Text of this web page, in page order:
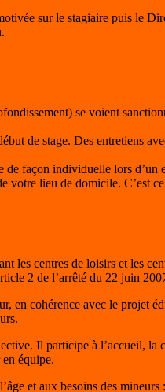
sur le stagiaire puis le
se voient
de stage. Des entretiens
de façon individuelle lors d’un
votre lieu de domicile.
centres de loisirs et les
2 de l’arrêté du 22 juin
en cohérence avec le projet
Il participe à l’accueil, la
équipe.
et aux besoins des